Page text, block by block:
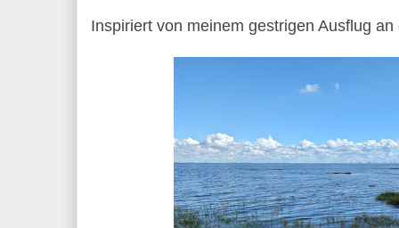
Inspiriert von meinem gestrigen Ausflug